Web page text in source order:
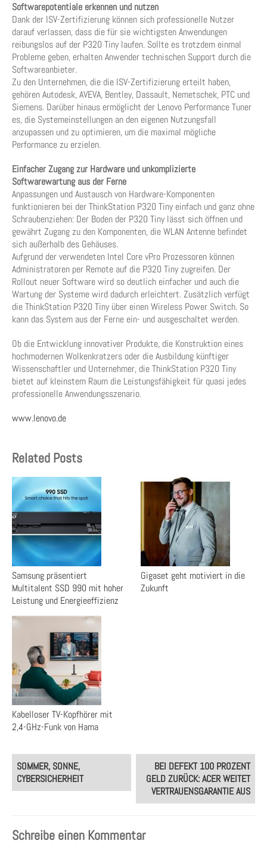
Softwarepotentiale erkennen und nutzen
Dank der ISV-Zertifizierung können sich professionelle Nutzer
darauf verlassen, dass die für sie wichtigsten Anwendungen
reibungslos auf der P320 Tiny laufen. Sollte es trotzdem einmal
Probleme geben, erhalten Anwender technischen Support durch die
Softwareanbieter.
Zu den Unternehmen, die die ISV-Zertifizierung erteilt haben,
gehören Autodesk, AVEVA, Bentley, Dassault, Nemetschek, PTC und
Siemens. Darüber hinaus ermöglicht der Lenovo Performance Tuner
es, die Systemeinstellungen an den eigenen Nutzungsfall
anzupassen und zu optimieren, um die maximal mögliche
Performance zu erzielen.
Einfacher Zugang zur Hardware und unkomplizierte
Softwarewartung aus der Ferne
Anpassungen und Austausch von Hardware-Komponenten
funktionieren bei der ThinkStation P320 Tiny einfach und ganz ohne
Schraubenziehen: Der Boden der P320 Tiny lässt sich öffnen und
gewährt Zugang zu den Komponenten, die WLAN Antenne befindet
sich außerhalb des Gehäuses.
Aufgrund der verwendeten Intel Core vPro Prozessoren können
Administratoren per Remote auf die P320 Tiny zugreifen. Der
Rollout neuer Software wird so deutlich einfacher und auch die
Wartung der Systeme wird dadurch erleichtert. Zusätzlich verfügt
die ThinkStation P320 Tiny über einen Wireless Power Switch. So
kann das System aus der Ferne ein- und ausgeschaltet werden.
Ob die Entwicklung innovativer Produkte, die Konstruktion eines
hochmodernen Wolkenkratzers oder die Ausbildung künftiger
Wissenschaftler und Unternehmer, die ThinkStation P320 Tiny
bietet auf kleinstem Raum die Leistungsfähigkeit für quasi jedes
professionelle Anwendungsszenario.
www.lenovo.de
Related Posts
Samsung präsentiert
Multitalent SSD 990 mit hoher
Leistung und Energieeffizienz
Gigaset geht motiviert in die
Zukunft
Kabelloser TV-Kopfhörer mit
2,4-GHz-Funk von Hama
Post
navigation
SOMMER, SONNE,
CYBERSICHERHEIT
BEI DEFEKT 100 PROZENT
GELD ZURÜCK: ACER WEITET
VERTRAUENSGARANTIE AUS
Schreibe einen Kommentar